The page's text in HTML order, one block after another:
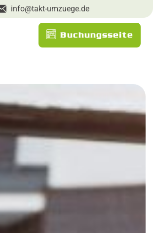
info@takt-umzuege.de
Buchungsseite